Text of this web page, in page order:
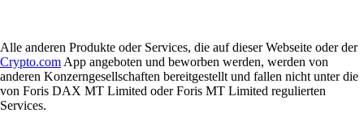
Alle anderen Produkte oder Services, die auf dieser Webseite oder der
Crypto.com App angeboten und beworben werden, werden von
anderen Konzerngesellschaften bereitgestellt und fallen nicht unter die
von Foris DAX MT Limited oder Foris MT Limited regulierten
Services.